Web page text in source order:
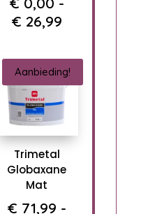
€ 26,99Prijsklasse:
tot
€ 26,99
Aanbieding!
Trimetal
Globaxane
Mat
€ 71,99 -